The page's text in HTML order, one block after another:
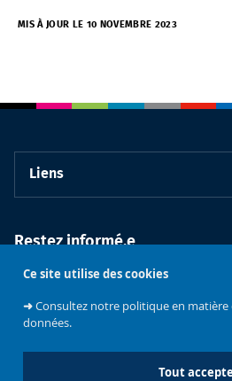
Ce site utilise des cookies
➜Consultez notre politique en
données.
Tout
MIS À JOUR LE 10 NOVEMBRE 2023
Liens
Restez informé.e